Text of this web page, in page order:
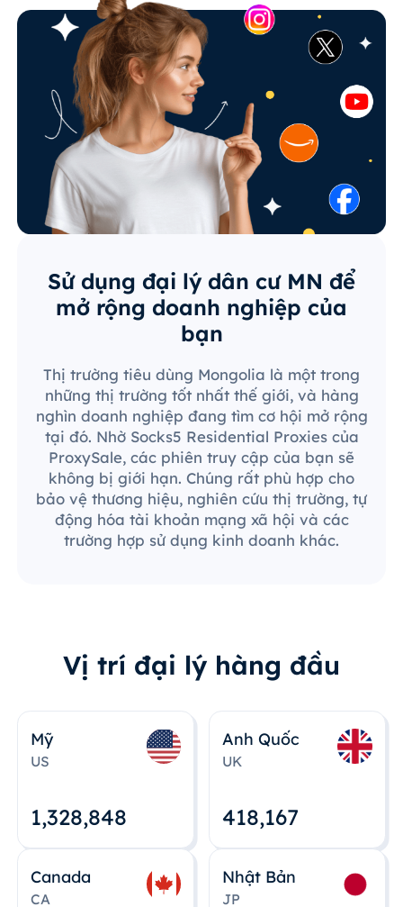
Sử dụng đại lý dân cư MN để
mở rộng doanh nghiệp của
bạn
Thị trường tiêu dùng Mongolia là một trong
những thị trường tốt nhất thế giới, và hàng
nghìn doanh nghiệp đang tìm cơ hội mở rộng
tại đó. Nhờ Socks5 Residential Proxies của
ProxySale, các phiên truy cập của bạn sẽ
không bị giới hạn. Chúng rất phù hợp cho
bảo vệ thương hiệu, nghiên cứu thị trường, tự
động hóa tài khoản mạng xã hội và các
trường hợp sử dụng kinh doanh khác.
Vị trí đại lý hàng đầu
Mỹ
US
1,328,848
Anh Quốc
UK
418,167
Canada
CA
Nhật Bản
JP